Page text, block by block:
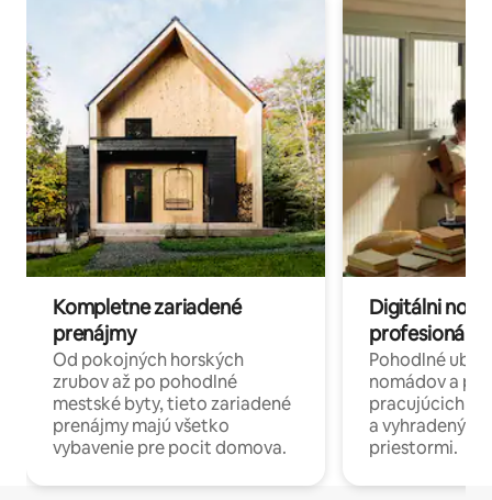
Kompletne zariadené
prenájmy
Od pokojných horských
zrubov až po pohodlné
mestské byty, tieto zariadené
prenájmy majú všetko
vybavenie pre pocit domova.
Digitálni
profesionáli
Pohodlné
nomádov a
pracujúcich
a
priestormi.